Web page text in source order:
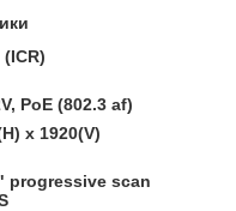
PoE (802.3 af)
х 1920(V)
progressive scan